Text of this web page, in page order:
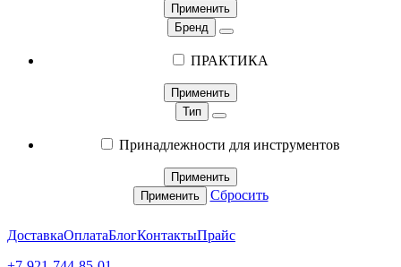
Применить
Бренд
ПРАКТИКА
Применить
Тип
Принадлежности для инструментов
Применить
Применить
Сбросить
ДоставкаОплатаБлогКонтактыПрайс